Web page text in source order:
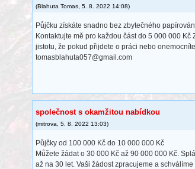
(Blahuta Tomas 5. 8. 2022 14:08)
Půjčku získáte snadno bez zbytečného
Kontaktujte mě pro každou část do 5 000 000
jistotu, že pokud přijdete o práci nebo
tomasblahuta057@gmail.com
společnost s okamžitou nabídkou
(mitrova 5. 8. 2022 13:03)
Půjčky od 100 000 Kč do 10 000 000 Kč
Můžete žádat o 30 000 Kč až 90 000 000 Kč.
až na 30 let. Vaši žádost zpracujeme a